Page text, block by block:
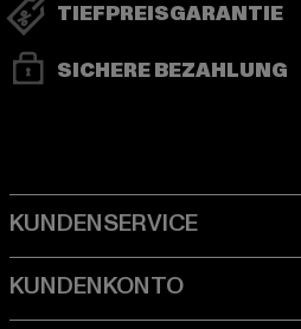
TIEFPREISGARANTIE
SICHERE BEZAHLUNG